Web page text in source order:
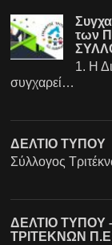
των
1. Η
συγχαρεί…
ΔΕΛΤΙΟ ΤΥΠΟΥ
Σύλλογος
ΔΕΛΤΙΟ ΤΥΠΟΥ
ΤΡΙΤΕΚΝΩΝ